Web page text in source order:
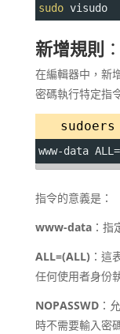
sudo visudo
新增規則 ：
在編輯器中，新
密碼執行特定指
sudoers
www-data
指令的意義是：
www-data：指
ALL=(ALL) ：這
任何使用者身份
NOPASSWD：
時不需要輸入密